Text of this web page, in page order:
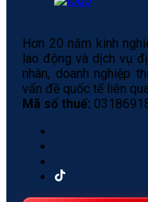
Hơn 20 năm kinh
lao động và dịch vụ
nhân, doanh nghiệp
vấn đề quốc tế liên
Mã số thuế: